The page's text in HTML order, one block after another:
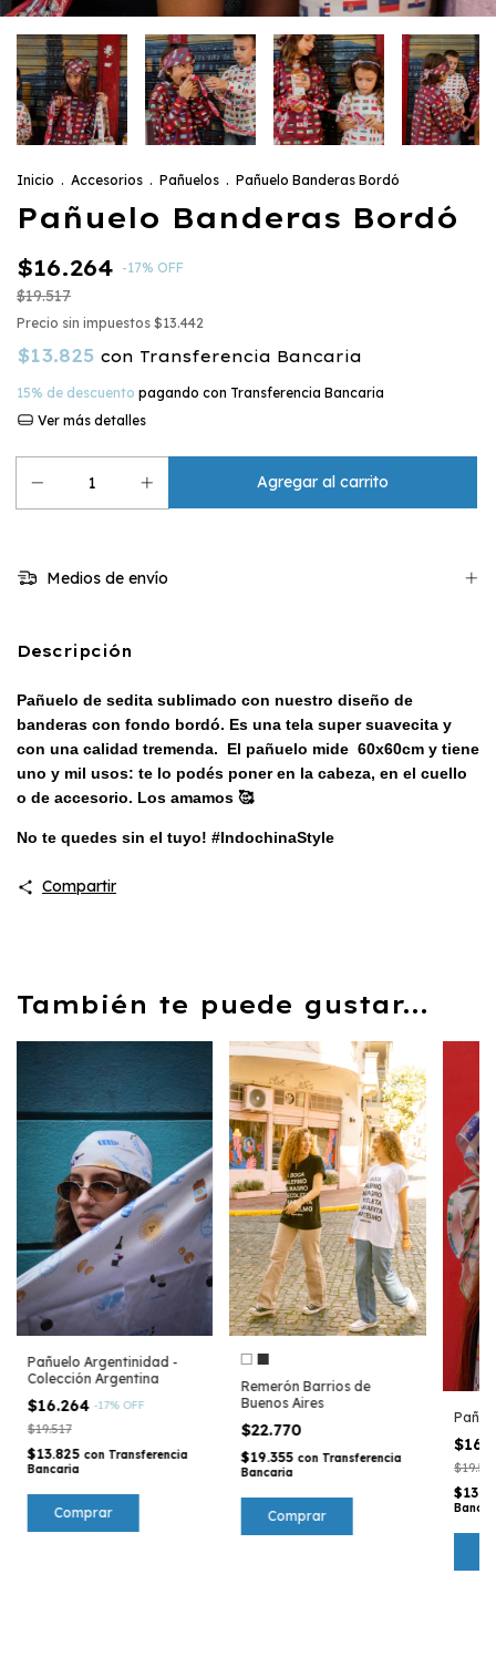
Inicio . Accesorios . Pañuelos . Pañuelo Banderas Bordó
Pañuelo Banderas Bordó
$16.264 -17% OFF
$19.517
Precio sin impuestos $13.442
$13.825 con Transferencia Bancaria
15% de descuento pagando con Transferencia Bancaria
Ver más detalles
Medios de envío
Descripción
Pañuelo de sedita sublimado con nuestro diseño de
banderas con fondo bordó. Es una tela super suavecita y
con una calidad tremenda. El pañuelo mide 60x60cm y tiene
uno y mil usos: te lo podés poner en la cabeza, en el cuello
o de accesorio. Los amamos 🥰
No te quedes sin el tuyo! #IndochinaStyle
Compartir
También te puede gustar...
Pañuelo Argentinidad -
Colección Argentina
$16.264 -17% OFF
$19.517
$13.825 con Transferencia
Bancaria
Remerón Barrios de
Buenos Aires
$22.770
$19.355 con Transferencia
Bancaria
Comprar